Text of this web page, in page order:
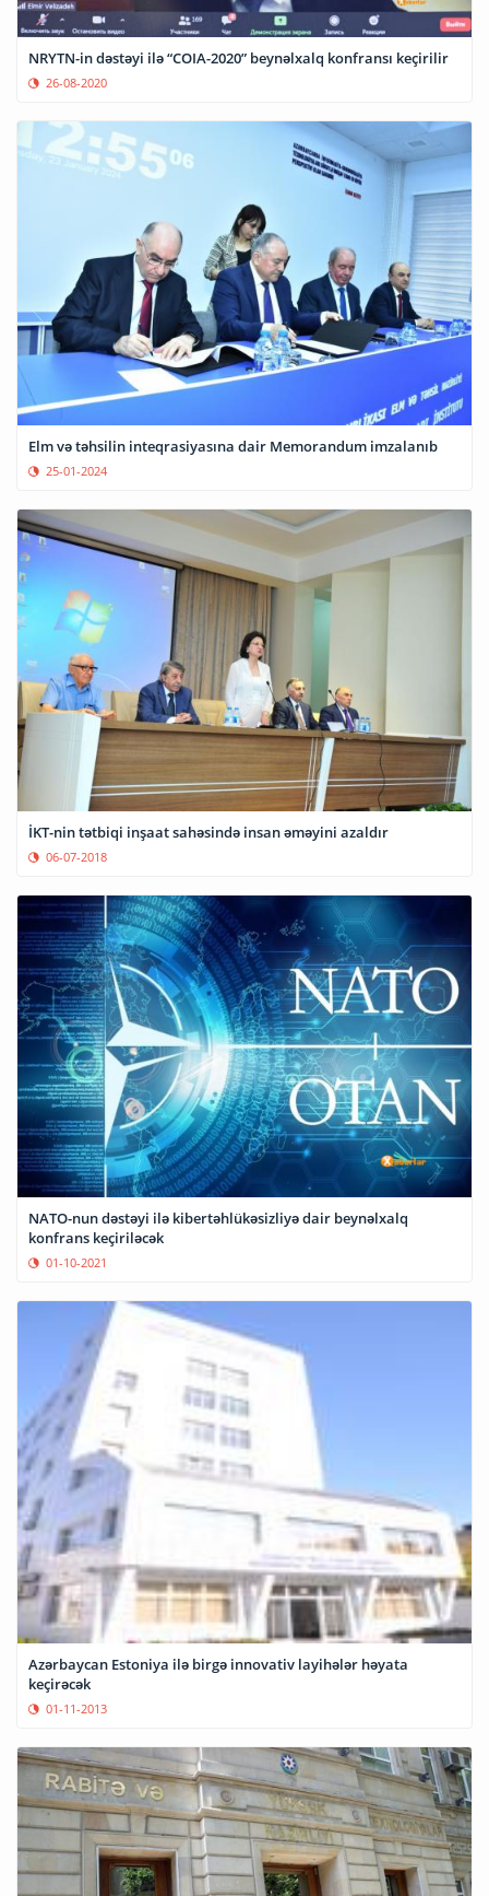
NRYTN-in dəstəyi ilə “COIA-2020” beynəlxalq konfransı keçirilir
26-08-2020
Elm və təhsilin inteqrasiyasına dair Memorandum imzalanıb
25-01-2024
İKT-nin tətbiqi inşaat sahəsində insan əməyini azaldır
06-07-2018
NATO-nun dəstəyi ilə kibertəhlükəsizliyə dair beynəlxalq
konfrans keçiriləcək
01-10-2021
Azərbaycan Estoniya ilə birgə innovativ layihələr həyata
keçirəcək
01-11-2013